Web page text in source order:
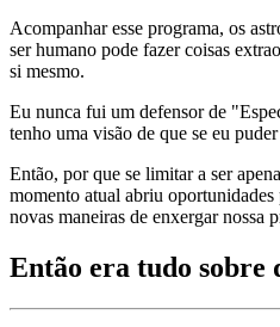
Acompanhar esse programa, os
ser humano pode fazer coisas
si mesmo.
Eu nunca fui um defensor de
tenho uma visão de que se eu
Então, por que se limitar a ser
momento atual abriu
novas maneiras de enxergar nossa
Então era tudo sobre